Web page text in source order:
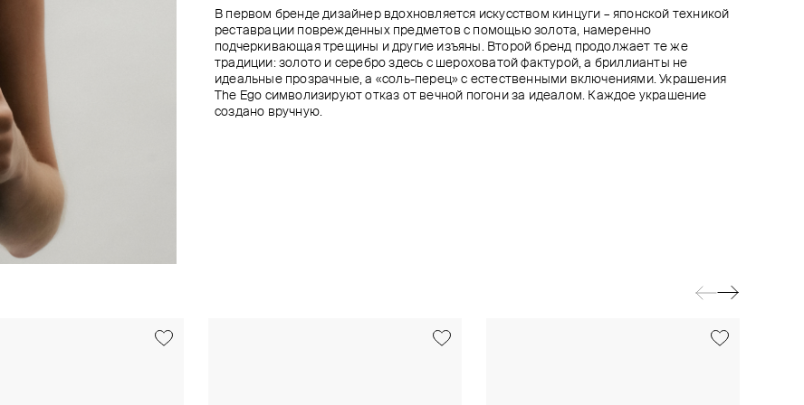
В первом бренде дизайнер вдохновляется искусством кинцуги – японской техникой
реставрации поврежденных предметов с помощью золота, намеренно
подчеркивающая трещины и другие изъяны. Второй бренд продолжает те же
традиции: золото и серебро здесь с шероховатой фактурой, а бриллианты не
идеальные прозрачные, а «соль-перец» с естественными включениями. Украшения
The Ego символизируют отказ от вечной погони за идеалом. Каждое украшение
создано вручную.